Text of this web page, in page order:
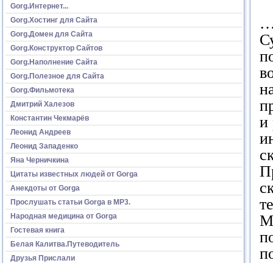
Gorg.Интернет...
Gorg.Хостинг для Сайта
Gorg.Домен для Сайта
Gorg.Конструктор Сайтов
Gorg.Наполнение Сайта
Gorg.Полезное для Сайта
Gorg.Фильмотека
Дмитрий Халезов
Константин Чекмарёв
Леонид Андреев
Леонид Западенко
Яна Черничкина
Цитаты известных людей от Gorga
Анекдоты от Gorga
Прослушать статьи Gorga в МР3.
Народная медицина от Gorga
Гостевая книга
Белая Калитва.Путеводитель
Друзья Прислали
и